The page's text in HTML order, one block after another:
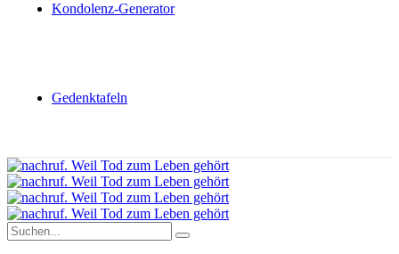
Kondolenz-Generator
Gedenktafeln